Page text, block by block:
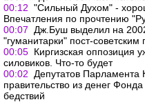
00:12 "Сильный Духом" -
Впечатления по прочтению
00:07
Дж.Буш выделил на
"гуманитарки" пост-советским
00:05 Киргизская оппозиция
силовиков. Что-то будет
00:02
Депутатов Парламента
правительство из денег
бедствий